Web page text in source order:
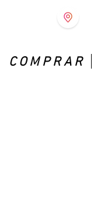
C O M P R A R